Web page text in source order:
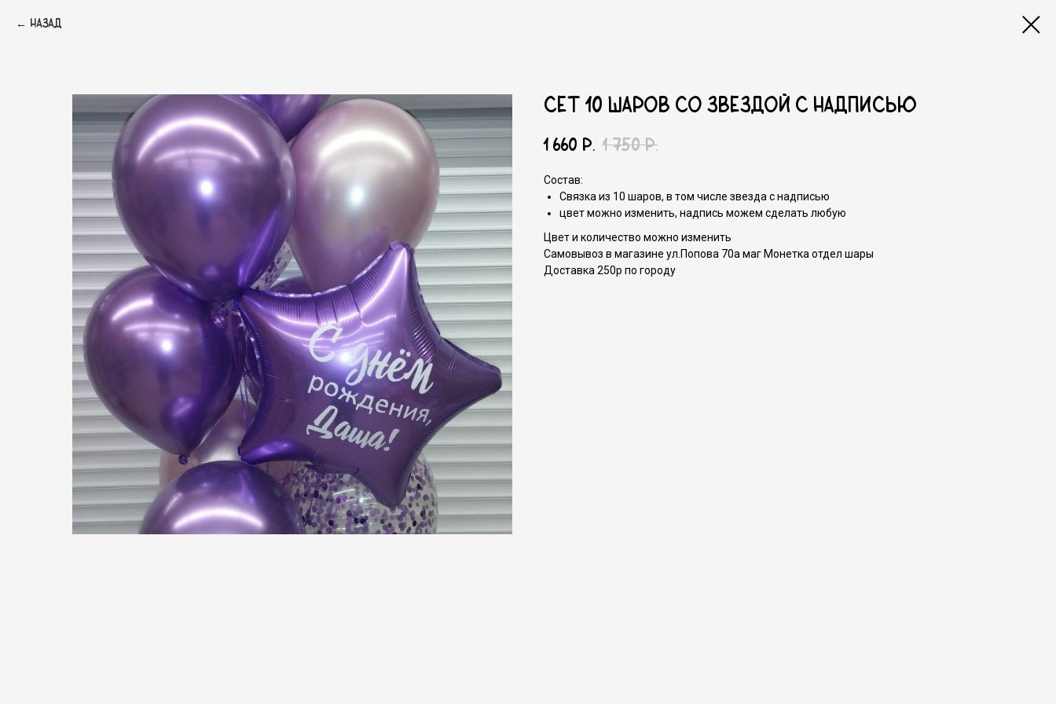
Назад
Сет 10 шаров со звездой с надписью
1 660 р. 1 750 р.
Состав:
Связка из 10 шаров, в том числе звезда с надписью
цвет можно изменить, надпись можем сделать любую
Цвет и количество можно изменить
Самовывоз в магазине ул.Попова 70а маг Монетка отдел шары
Доставка 250р по городу